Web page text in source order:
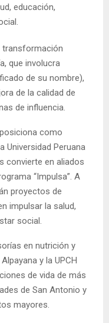
educación,
transformación
que involucra
de su nombre),
de la calidad de
de influencia.
como
Universidad Peruana
convierte en aliados
“Impulsa”. A
proyectos de
impulsar la salud,
social.
en nutrición y
y la UPCH
de vida de más
de San Antonio y
mayores.